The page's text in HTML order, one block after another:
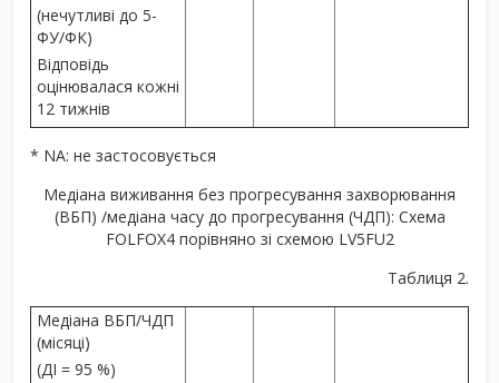
(нечутливі до 5-
ФУ/ФК)
Відповідь
оцінювалася кожні
12 тижнів
* NA: не застосовується
Медіана виживання без прогресування захворювання
(ВБП) /медіана часу до прогресування (ЧДП): Схема
FOLFOX4 порівняно зі схемою LV5FU2
Таблиця 2.
Медіана ВБП/ЧДП
(місяці)
(ДІ = 95 %)